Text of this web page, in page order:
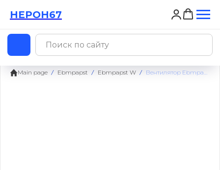
НЕРОН67
НЕРОН67
Main page Ebmpapst Ebmpapst W Вентилятор Ebmpapst W4S300-CA02-02 / W4S300CA0202